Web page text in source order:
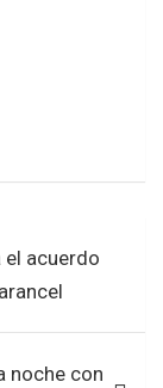
acuerdo
noche con